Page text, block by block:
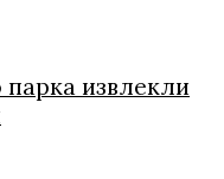
извлекли